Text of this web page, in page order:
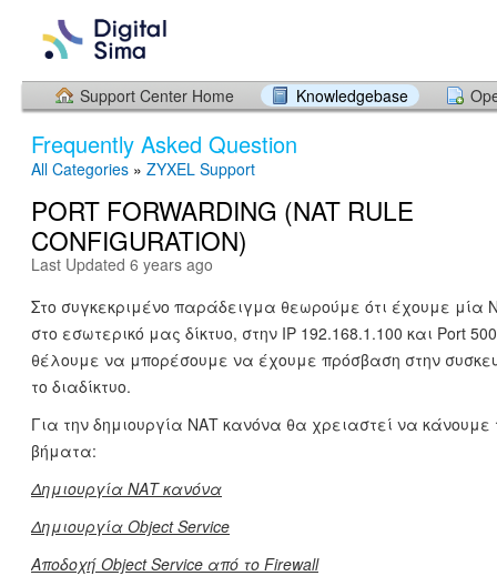
Support Center Home Knowledgebase
Frequently Asked Question
All Categories » ZYXEL Support
PORT FORWARDING (NAT RULE
CONFIGURATION)
Last Updated 6 years ago
Στο συγκεκριμένο παράδειγμα θεωρούμε ότι έχουμε μία
στο εσωτερικό μας δίκτυο, στην IP 192.168.1.100 και Port
θέλουμε να μπορέσουμε να έχουμε πρόσβαση στην
το διαδίκτυο.
Για την δημιουργία ΝΑΤ κανόνα θα χρειαστεί να
βήματα:
Δημιουργία ΝΑΤ κανόνα
Δημιουργία Object Service
Αποδοχή Object Service από το Firewall